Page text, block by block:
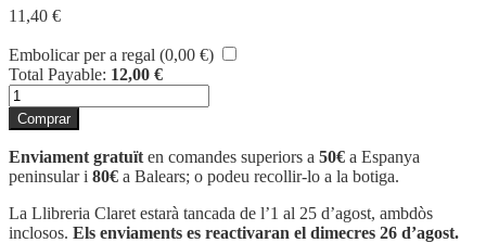
11,40 €
Embolicar per a regal (0,00 €)
Total Payable: 12,00 €
quantitat
de
ESTAVA
A
LA
PRESÓ
I
EM
Comprar
Enviament gratuït en comandes superiors a 50€ a Espanya
peninsular i 80€ a Balears; o podeu recollir-lo a la botiga.
La Llibreria Claret estarà tancada de l’1 al 25 d’agost, ambdòs
inclosos. Els enviaments es reactivaran el dimecres 26 d’agost.